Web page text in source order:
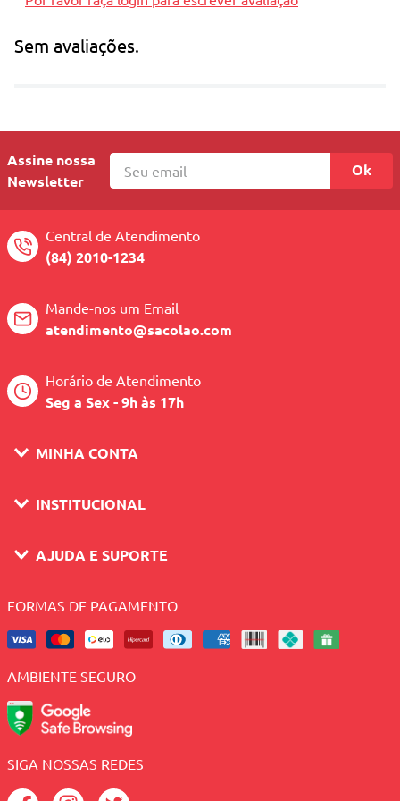
qualidade
Material resistente e seguro para crianças
Sem avaliações.
Assine nossa
Newsletter
Ok
Central de Atendimento
(84) 2010-1234
Mande-nos um Email
atendimento@sacolao.com
Horário de Atendimento
Seg a Sex - 9h às 17h
MINHA CONTA
INSTITUCIONAL
AJUDA E SUPORTE
FORMAS DE PAGAMENTO
AMBIENTE SEGURO
SIGA NOSSAS REDES